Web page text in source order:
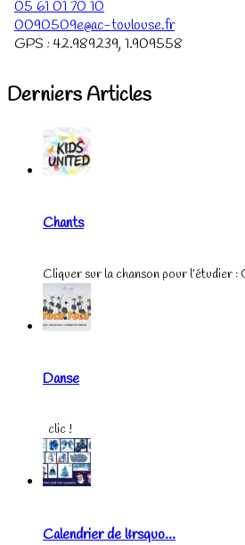
05 61 01 70 10
0090509e@ac-toulouse.fr
GPS : 42.989239, 1.909558
Derniers Articles
Chants
Cliquer sur la chanson pour l’étudier :
Danse
clic !
Calendrier de l&rsquo...